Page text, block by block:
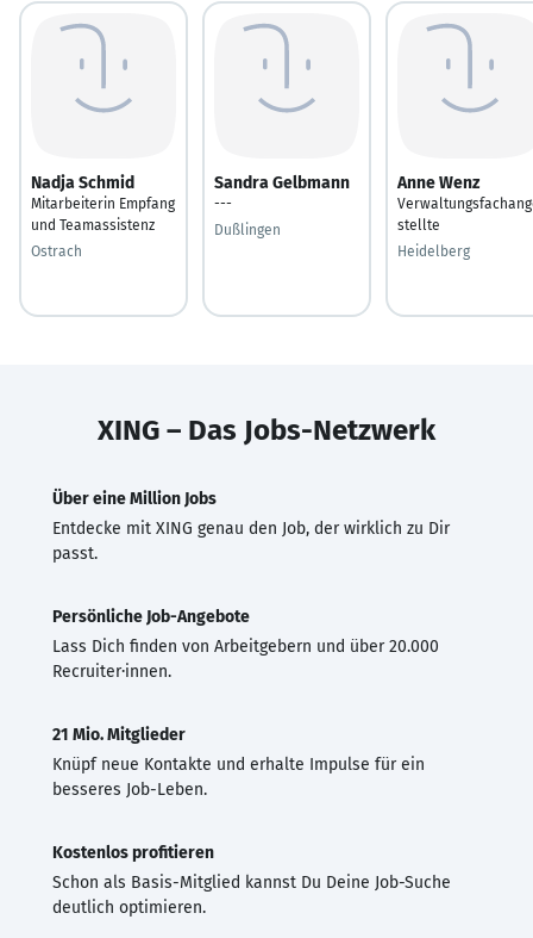
Nadja Schmid
Mitarbeiterin Empfang
und Teamassistenz
Ostrach
Sandra Gelbmann
---
Dußlingen
Anne Wenz
stellte
Heidelberg
XING – Das Jobs-Netzwerk
Über eine Million Jobs
Entdecke mit XING genau den Job, der wirklich zu Dir
passt.
Persönliche Job-Angebote
Lass Dich finden von Arbeitgebern und über 20.000
Recruiter·innen.
21 Mio. Mitglieder
Knüpf neue Kontakte und erhalte Impulse für ein
besseres Job-Leben.
Kostenlos profitieren
Schon als Basis-Mitglied kannst Du Deine Job-Suche
deutlich optimieren.